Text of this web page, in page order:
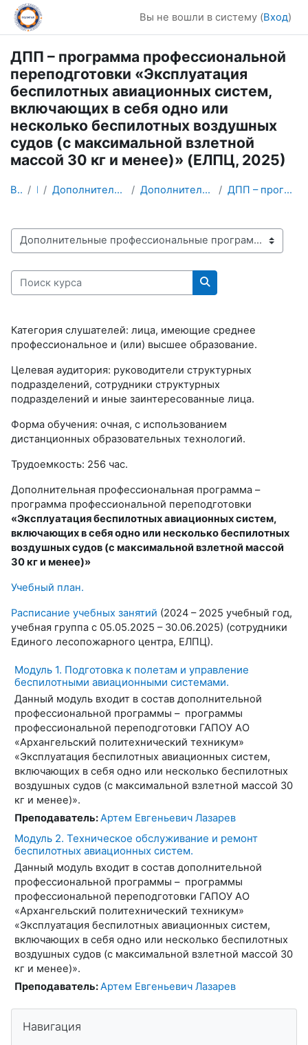
Перейти к основному содержанию
Вы не вошли в систему (Вход)
ДПП – программа профессиональной
переподготовки «Эксплуатация
беспилотных авиационных систем,
включающих в себя одно или
несколько беспилотных воздушных
судов (с максимальной взлетной
массой 30 кг и менее)» (ЕЛПЦ, 2025)
В начало Курсы Дополнительные профессиональные программы (центр п... Дополнительные профессиональные программы – програ... ДПП – программа профессиональной переподготовки «...
Категории курсов
Поиск курса
Поиск курса
Категория слушателей: лица, имеющие среднее
профессиональное и (или) высшее образование.
Целевая аудитория: руководители структурных
подразделений, сотрудники структурных
подразделений и иные заинтересованные лица.
Форма обучения: очная, с использованием
дистанционных образовательных технологий.
Трудоемкость: 256 час.
Дополнительная профессиональная программа –
программа профессиональной переподготовки
«Эксплуатация беспилотных авиационных систем,
включающих в себя одно или несколько беспилотных
воздушных судов (с максимальной взлетной массой
30 кг и менее)»
Учебный план.
Расписание учебных занятий (2024 – 2025 учебный год,
учебная группа с 05.05.2025 – 30.06.2025) (сотрудники
Единого лесопожарного центра, ЕЛПЦ).
Модуль 1. Подготовка к полетам и управление
беспилотными авиационными системами.
Данный модуль входит в состав дополнительной
профессиональной программы – программы
профессиональной переподготовки ГАПОУ АО
«Архангельский политехнический техникум»
«Эксплуатация беспилотных авиационных систем,
включающих в себя одно или несколько беспилотных
воздушных судов (с максимальной взлетной массой 30
кг и менее)».
Преподаватель:Артем Евгеньевич Лазарев
Модуль 2. Техническое обслуживание и ремонт
беспилотных авиационных систем.
Данный модуль входит в состав дополнительной
профессиональной программы – программы
профессиональной переподготовки ГАПОУ АО
«Архангельский политехнический техникум»
«Эксплуатация беспилотных авиационных систем,
включающих в себя одно или несколько беспилотных
воздушных судов (с максимальной взлетной массой 30
кг и менее)».
Преподаватель:Артем Евгеньевич Лазарев
Блоки
Навигация